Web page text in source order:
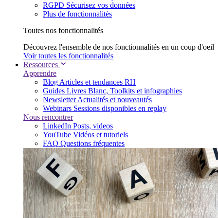
RGPD Sécurisez vos données
Plus de fonctionnalités
Toutes nos fonctionnalités
Découvrez l'ensemble de nos fonctionnalités en un coup d'oeil
Voir toutes les fonctionnalités
Ressources
Apprendre
Blog Articles et tendances RH
Guides Livres Blanc, Toolkits et infographies
Newsletter Actualités et nouveautés
Webinars Sessions disponibles en replay
Nous rencontrer
LinkedIn Posts, videos
YouTube Vidéos et tutoriels
FAQ Questions fréquentes